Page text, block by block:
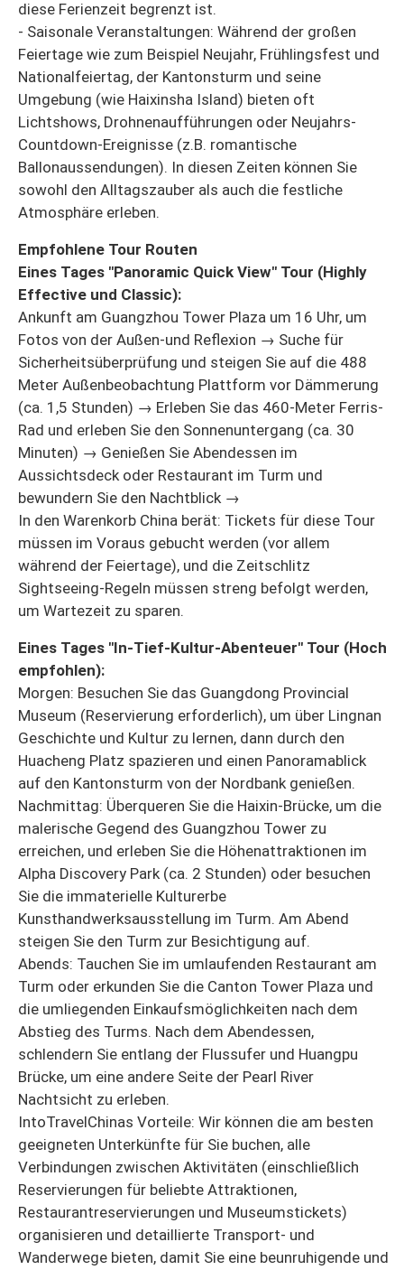
diese Ferienzeit begrenzt ist.
- Saisonale Veranstaltungen: Während der großen
Feiertage wie zum Beispiel Neujahr, Frühlingsfest und
Nationalfeiertag, der Kantonsturm und seine
Umgebung (wie Haixinsha Island) bieten oft
Lichtshows, Drohnenaufführungen oder Neujahrs-
Countdown-Ereignisse (z.B. romantische
Ballonaussendungen). In diesen Zeiten können Sie
sowohl den Alltagszauber als auch die festliche
Atmosphäre erleben.
Empfohlene Tour Routen
Eines Tages "Panoramic Quick View" Tour (Highly
Effective und Classic):
Ankunft am Guangzhou Tower Plaza um 16 Uhr, um
Fotos von der Außen-und Reflexion → Suche für
Sicherheitsüberprüfung und steigen Sie auf die 488
Meter Außenbeobachtung Plattform vor Dämmerung
(ca. 1,5 Stunden) → Erleben Sie das 460-Meter Ferris-
Rad und erleben Sie den Sonnenuntergang (ca. 30
Minuten) → Genießen Sie Abendessen im
Aussichtsdeck oder Restaurant im Turm und
bewundern Sie den Nachtblick →
In den Warenkorb China berät: Tickets für diese Tour
müssen im Voraus gebucht werden (vor allem
während der Feiertage), und die Zeitschlitz
Sightseeing-Regeln müssen streng befolgt werden,
um Wartezeit zu sparen.
Eines Tages "In-Tief-Kultur-Abenteuer" Tour (Hoch
empfohlen):
Morgen: Besuchen Sie das Guangdong Provincial
Museum (Reservierung erforderlich), um über Lingnan
Geschichte und Kultur zu lernen, dann durch den
Huacheng Platz spazieren und einen Panoramablick
auf den Kantonsturm von der Nordbank genießen.
Nachmittag: Überqueren Sie die Haixin-Brücke, um die
malerische Gegend des Guangzhou Tower zu
erreichen, und erleben Sie die Höhenattraktionen im
Alpha Discovery Park (ca. 2 Stunden) oder besuchen
Sie die immaterielle Kulturerbe
Kunsthandwerksausstellung im Turm. Am Abend
steigen Sie den Turm zur Besichtigung auf.
Abends: Tauchen Sie im umlaufenden Restaurant am
Turm oder erkunden Sie die Canton Tower Plaza und
die umliegenden Einkaufsmöglichkeiten nach dem
Abstieg des Turms. Nach dem Abendessen,
schlendern Sie entlang der Flussufer und Huangpu
Brücke, um eine andere Seite der Pearl River
Nachtsicht zu erleben.
IntoTravelChinas Vorteile: Wir können die am besten
geeigneten Unterkünfte für Sie buchen, alle
Verbindungen zwischen Aktivitäten (einschließlich
Reservierungen für beliebte Attraktionen,
Restaurantreservierungen und Museumstickets)
organisieren und detaillierte Transport- und
Wanderwege bieten, damit Sie eine beunruhigende und